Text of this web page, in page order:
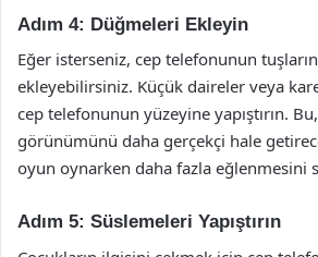
Adım 4: Düğmeleri Ekleyin
Eğer isterseniz, cep telefonunun
ekleyebilirsiniz. Küçük daireler veya
cep telefonunun yüzeyine yapıştırın.
görünümünü daha gerçekçi hale
oyun oynarken daha fazla eğlenmesini
Adım 5: Süslemeleri Yapıştırın